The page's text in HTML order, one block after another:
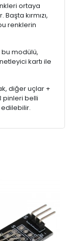
ortaya
kırmızı,
renklerin
bu modülü,
kartı ile
diğer uçlar +
pinleri belli